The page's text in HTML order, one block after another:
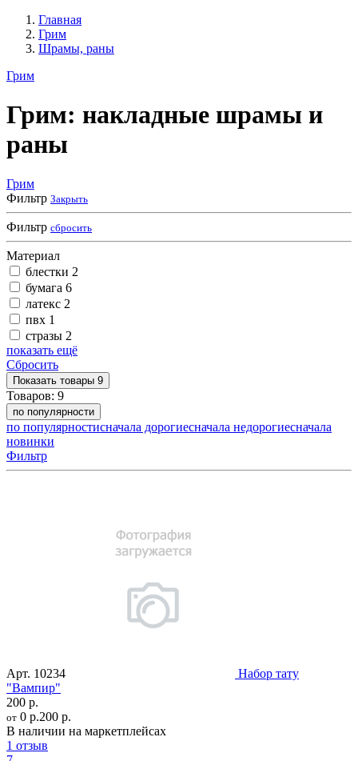
Главная
Грим
Шрамы, раны
Грим
Грим: накладные шрамы и
раны
Грим
Фильтр Закрыть
Фильтр сбросить
Материал
блестки 2
бумага 6
латекс 2
пвх 1
стразы 2
показать ещё
Сбросить
Показать товары 9
Товаров: 9
по популярности
по популярностисначала дорогиесначала недорогиесначала
новинки
Фильтр
Арт. 10234
Набор тату
"Вампир"
200 р.
от 0 р.200 р.
В наличии на маркетплейсах
1 отзыв